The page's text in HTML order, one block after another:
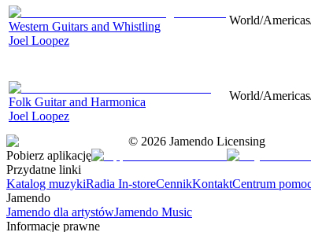
Western Guitars and Whistling
Joel Loopez
World/
Folk Guitar and Harmonica
Joel Loopez
World/
© 2026 Jamendo Licensing
Pobierz aplikację
Przydatne linki
Katalog muzykiRadia In-storeCennikKontaktCentrum
Jamendo
Jamendo dla artystówJamendo Music
Informacje prawne